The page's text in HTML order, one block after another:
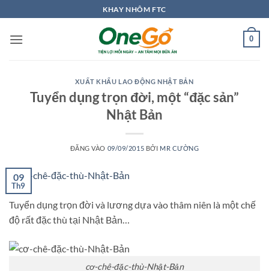
qua
nội
KHAY NHÔM FTC
0
XUẤT KHẨU LAO ĐỘNG NHẬT BẢN
Tuyển dụng trọn đời, một “đặc sản”
Nhật Bản
ĐĂNG VÀO 09/09/2015 BỞI MR CƯỜNG
09
Th9
Tuyển dụng trọn đời và lương dựa vào thâm niên là một chế
độ rất đặc thù tại Nhật Bản…
cơ-chê-đặc-thù-Nhật-Bản